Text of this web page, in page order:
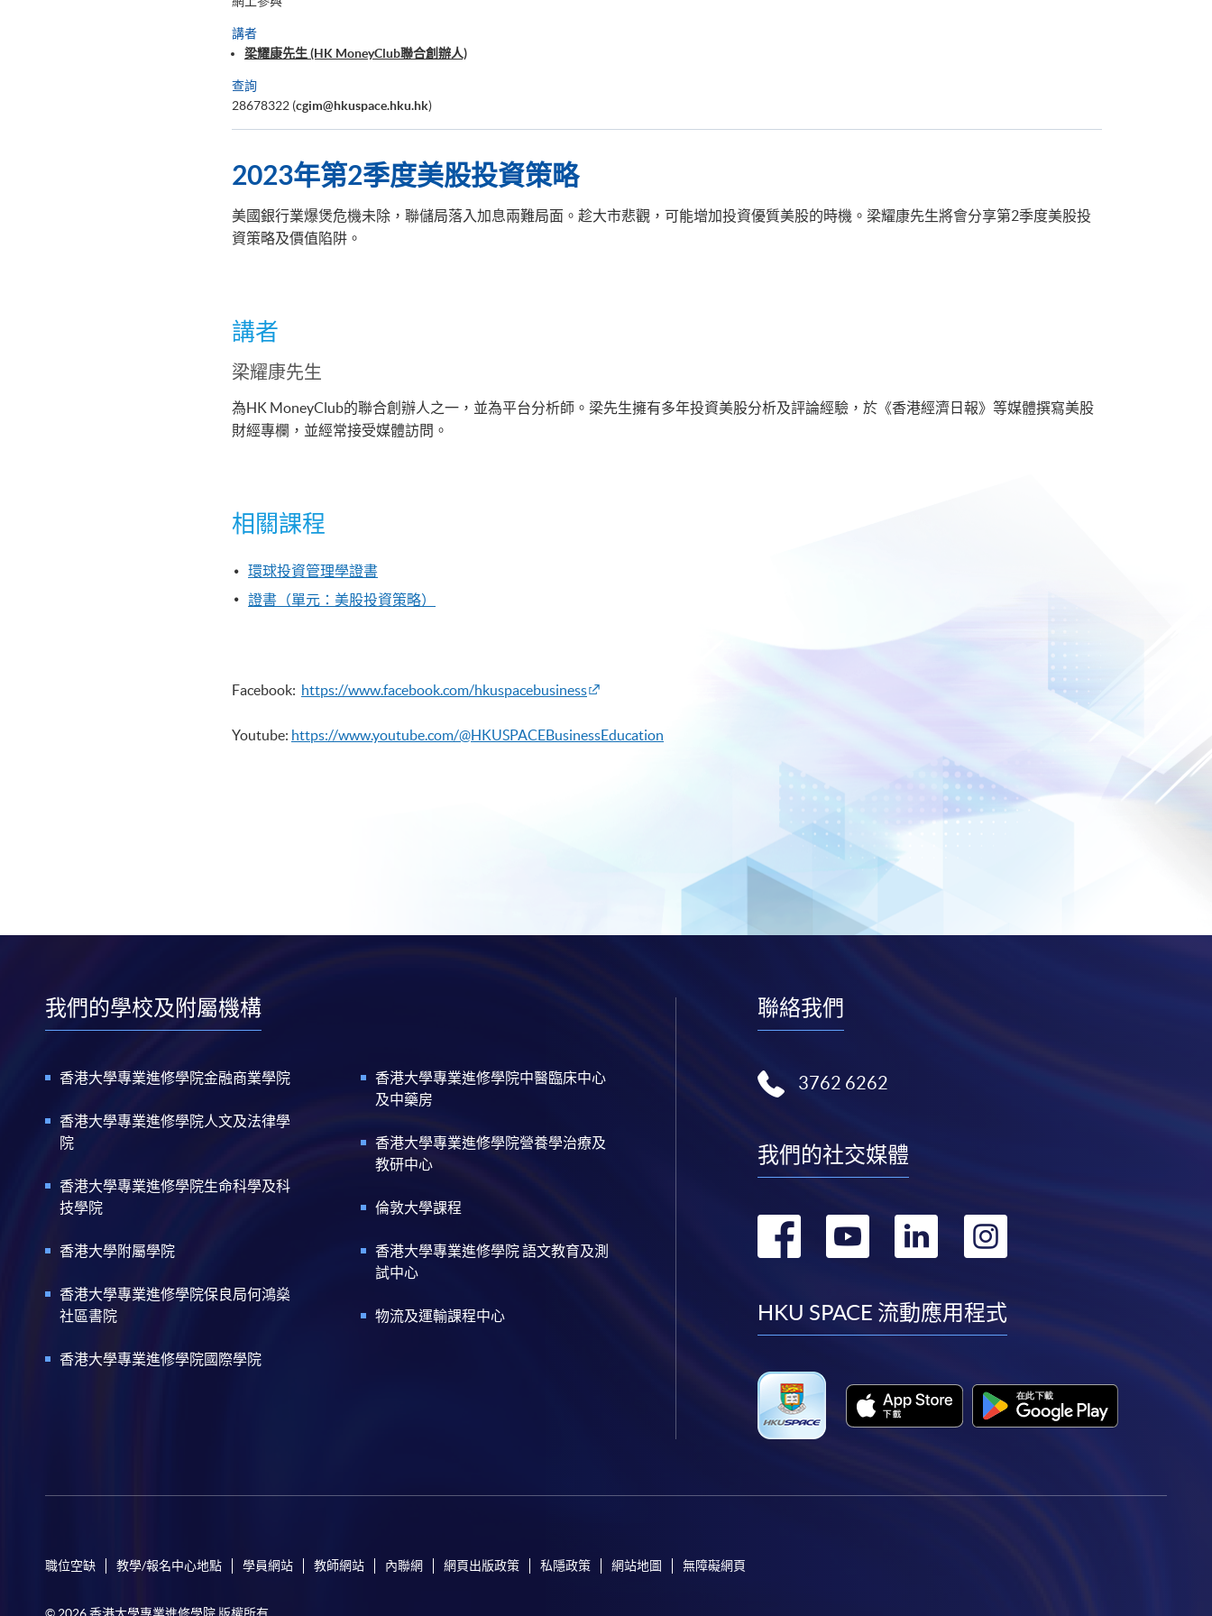
講者
梁耀康先生 (HK MoneyClub聯合創辦人)
查詢
28678322 (cgim@hkuspace.hku.hk)
2023年第2季度美股投資策略
美國銀行業爆煲危機未除，聯儲局落入加息兩難局面。趁大市悲觀，可能增加投資優質美股的時機。梁耀康先生將會分享第2季度美股投
資策略及價值陷阱。
講者
梁耀康先生
為HK MoneyClub的聯合創辦人之一，並為平台分析師。梁先生擁有多年投資美股分析及評論經驗，於《香港經濟日報》等媒體撰寫美股
財經專欄，並經常接受媒體訪問。
相關課程
環球投資管理學證書
證書（單元：美股投資策略）
Facebook: https://www.facebook.com/hkuspacebusiness
Youtube: https://www.youtube.com/@HKUSPACEBusinessEducation
我們的學校及附屬機構
香港大學專業進修學院金融商業學院
香港大學專業進修學院人文及法律學
院
香港大學專業進修學院生命科學及科
技學院
香港大學附屬學院
香港大學專業進修學院保良局何鴻燊
社區書院
香港大學專業進修學院國際學院
香港大學專業進修學院中醫臨床中心
及中藥房
香港大學專業進修學院營養學治療及
教研中心
倫敦大學課程
香港大學專業進修學院 語文教育及測
試中心
物流及運輸課程中心
聯絡我們
3762 6262
我們的社交媒體
轉
facebook
轉
youtube
轉
linkedininstagram
HKU SPACE 流動應用程式
職位空缺 教學/報名中心地點 學員網站 教師網站 內聯網 網頁出版政策 私隱政策 網站地圖 無障礙網頁